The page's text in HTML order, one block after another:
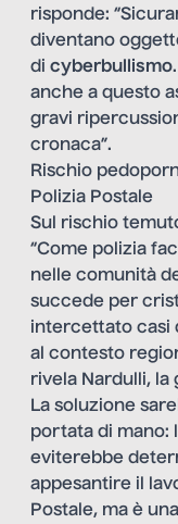
risponde:
diventano
di cyberbullismo
anche a questo
gravi
cronaca”.
Rischio
Polizia Postale
Sul rischio
“Come polizia
nelle comunità
succede per
intercettato casi
al contesto
rivela Nardulli, la
La soluzione
portata di mano:
eviterebbe
appesantire il
Postale, ma è